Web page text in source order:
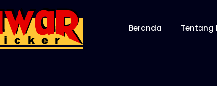
Beranda Tentang